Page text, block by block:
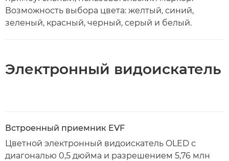
Возможность выбора цвета: желтый, синий,
зеленый, красный, черный, серый и белый.
Электронный видоискатель
Встроенный приемник EVF
Цветной электронный видоискатель OLED с
диагональю 0,5 дюйма и разрешением 5,76 млн